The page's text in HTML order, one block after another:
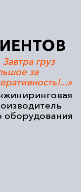
груз
за
оборудования